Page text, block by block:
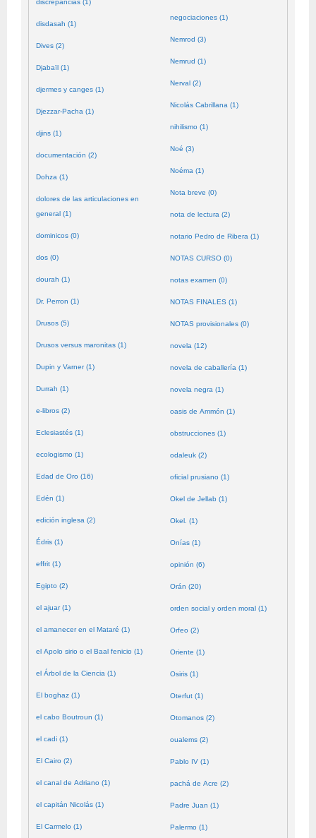
discrepancias (1)
disdasah (1)
Dives (2)
Djabaïl (1)
djermes y canges (1)
Djezzar-Pacha (1)
djins (1)
documentación (2)
Dohza (1)
dolores de las articulaciones en
general (1)
dominicos (0)
dos (0)
dourah (1)
Dr. Perron (1)
Drusos (5)
Drusos versus maronitas (1)
Dupin y Varner (1)
Durrah (1)
e-libros (2)
Eclesiastés (1)
ecologismo (1)
Edad de Oro (16)
Edén (1)
edición inglesa (2)
Édris (1)
effrit (1)
Egipto (2)
el ajuar (1)
el amanecer en el Mataré (1)
el Apolo sirio o el Baal fenicio (1)
el Árbol de la Ciencia (1)
El boghaz (1)
el cabo Boutroun (1)
el cadi (1)
El Cairo (2)
el canal de Adriano (1)
el capitán Nicolás (1)
El Carmelo (1)
negociaciones (1)
Nemrod (3)
Nemrud (1)
Nerval (2)
Nicolás Cabrillana (1)
nihilismo (1)
Noé (3)
Noéma (1)
Nota breve (0)
nota de lectura (2)
notario Pedro de Ribera (1)
NOTAS CURSO (0)
notas examen (0)
NOTAS FINALES (1)
NOTAS provisionales (0)
novela (12)
novela de caballería (1)
novela negra (1)
oasis de Ammón (1)
obstrucciones (1)
odaleuk (2)
oficial prusiano (1)
Okel de Jellab (1)
Okel. (1)
Onías (1)
opinión (6)
Orán (20)
orden social y orden moral (1)
Orfeo (2)
Oriente (1)
Osiris (1)
Oterfut (1)
Otomanos (2)
oualems (2)
Pablo IV (1)
pachá de Acre (2)
Padre Juan (1)
Palermo (1)